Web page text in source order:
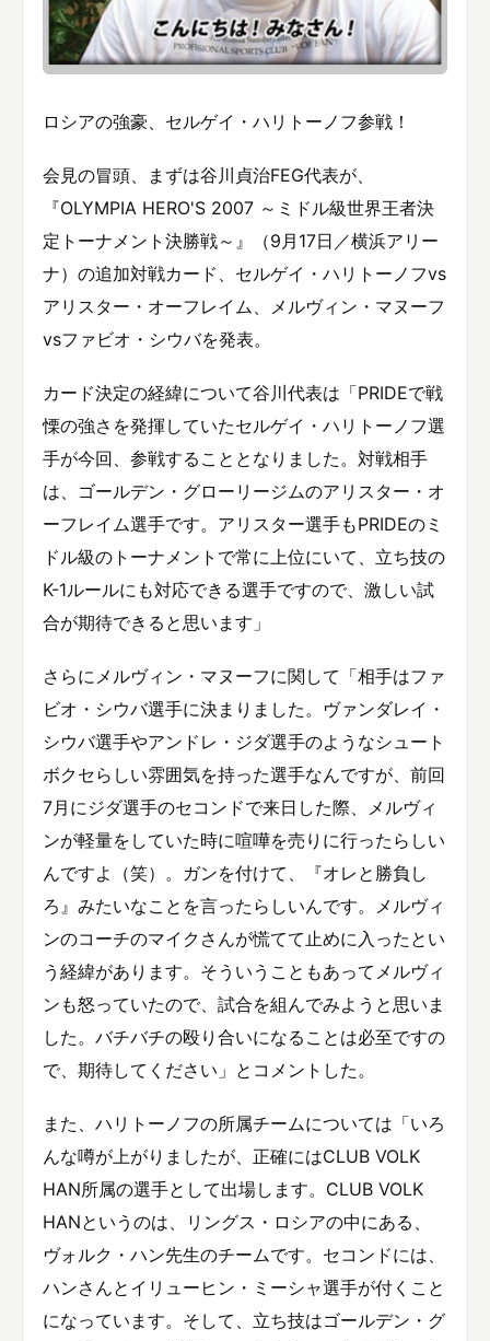
ロシアの強豪、セルゲイ・ハリトーノフ参戦！
会見の冒頭、まずは谷川貞治FEG代表が、
『OLYMPIA HERO'S 2007 ～ミドル級世界王者決
定トーナメント決勝戦～』（9月17日／横浜アリー
ナ）の追加対戦カード、セルゲイ・ハリトーノフvs
アリスター・オーフレイム、メルヴィン・マヌーフ
vsファビオ・シウバを発表。
カード決定の経緯について谷川代表は「PRIDEで戦
慄の強さを発揮していたセルゲイ・ハリトーノフ選
手が今回、参戦することとなりました。対戦相手
は、ゴールデン・グローリージムのアリスター・オ
ーフレイム選手です。アリスター選手もPRIDEのミ
ドル級のトーナメントで常に上位にいて、立ち技の
K-1ルールにも対応できる選手ですので、激しい試
合が期待できると思います」
さらにメルヴィン・マヌーフに関して「相手はファ
ビオ・シウバ選手に決まりました。ヴァンダレイ・
シウバ選手やアンドレ・ジダ選手のようなシュート
ボクセらしい雰囲気を持った選手なんですが、前回
7月にジダ選手のセコンドで来日した際、メルヴィ
ンが軽量をしていた時に喧嘩を売りに行ったらしい
んですよ（笑）。ガンを付けて、『オレと勝負し
ろ』みたいなことを言ったらしいんです。メルヴィ
ンのコーチのマイクさんが慌てて止めに入ったとい
う経緯があります。そういうこともあってメルヴィ
ンも怒っていたので、試合を組んでみようと思いま
した。バチバチの殴り合いになることは必至ですの
で、期待してください」とコメントした。
また、ハリトーノフの所属チームについては「いろ
んな噂が上がりましたが、正確にはCLUB VOLK
HAN所属の選手として出場します。CLUB VOLK
HANというのは、リングス・ロシアの中にある、
ヴォルク・ハン先生のチームです。セコンドには、
ハンさんとイリューヒン・ミーシャ選手が付くこと
になっています。そして、立ち技はゴールデン・グ